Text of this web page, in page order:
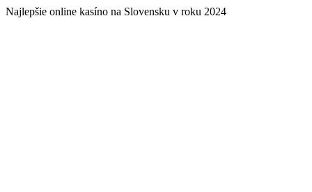
Najlepšie online kasíno na Slovensku v roku 2024